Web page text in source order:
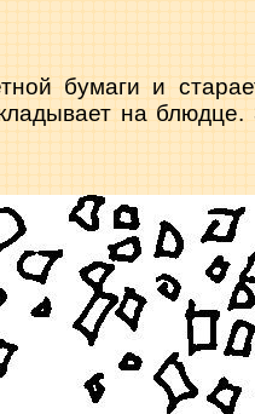
бумаги и
на блюдце.